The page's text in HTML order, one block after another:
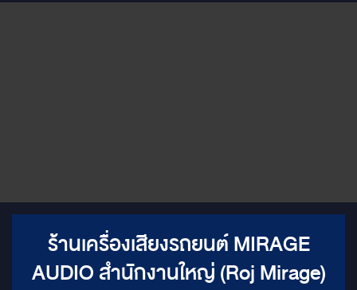
ร้านเครื่องเสียงรถยนต์ MIRAGE
AUDIO สำนักงานใหญ่ (Roj Mirage)